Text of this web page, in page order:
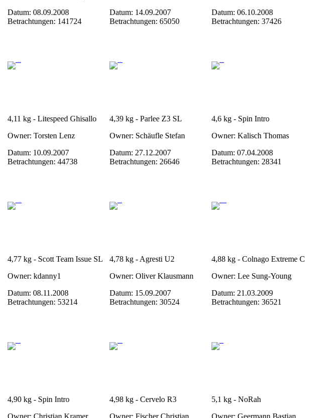
Datum: 08.09.2008
Betrachtungen: 141724
Datum: 14.09.2007
Betrachtungen: 65050
Datum: 06.10.2008
Betrachtungen: 37426
4,11 kg - Litespeed Ghisallo
Owner: Torsten Lenz
Datum: 10.09.2007
Betrachtungen: 44738
4,39 kg - Parlee Z3 SL
Owner: Schäufle Stefan
Datum: 27.12.2007
Betrachtungen: 26646
4,6 kg - Spin Intro
Owner: Kalisch Thomas
Datum: 07.04.2008
Betrachtungen: 28341
4,77 kg - Scott Team Issue SL
Owner: kdanny1
Datum: 08.11.2008
Betrachtungen: 53214
4,78 kg - Agresti U2
Owner: Oliver Klausmann
Datum: 15.09.2007
Betrachtungen: 30524
4,88 kg - Colnago Extreme C
Owner: Lee Sung-Young
Datum: 21.03.2009
Betrachtungen: 36521
4,90 kg - Spin Intro
Owner: Christian Kramer
4,98 kg - Cervelo R3
Owner: Fischer Christian
5,1 kg - NoRah
Owner: Geermann Bastian